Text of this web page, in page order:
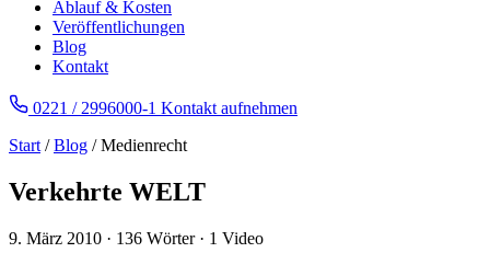
Ablauf & Kosten
Veröffentlichungen
Blog
Kontakt
0221 / 2996000-1 Kontakt aufnehmen
Start /Blog / Medienrecht
Verkehrte WELT
9. März 2010 · 136 Wörter · 1 Video